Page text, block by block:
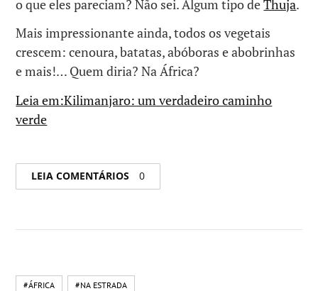
o que eles pareciam? Não sei. Algum tipo deThuja.
Mais impressionante ainda, todos os vegetais
crescem: cenoura, batatas, abóboras e abobrinhas
e mais!… Quem diria? Na África?
Leia em:Kilimanjaro: um verdadeiro caminho
verde
LEIA COMENTÁRIOS 0
#ÁFRICA #NA ESTRADA